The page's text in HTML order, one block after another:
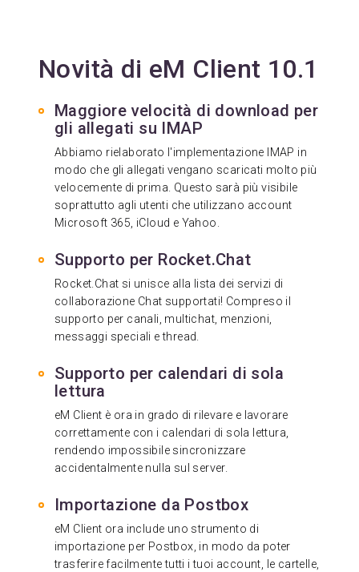
Novità di eM Client 10.1
Maggiore velocità di download per
gli allegati su IMAP
Abbiamo rielaborato l'implementazione IMAP in
modo che gli allegati vengano scaricati molto più
velocemente di prima. Questo sarà più visibile
soprattutto agli utenti che utilizzano account
Microsoft 365, iCloud e Yahoo.
Supporto per Rocket.Chat
Rocket.Chat si unisce alla lista dei servizi di
collaborazione Chat supportati! Compreso il
supporto per canali, multichat, menzioni,
messaggi speciali e thread.
Supporto per calendari di sola
lettura
eM Client è ora in grado di rilevare e lavorare
correttamente con i calendari di sola lettura,
rendendo impossibile sincronizzare
accidentalmente nulla sul server.
Importazione da Postbox
eM Client ora include uno strumento di
importazione per Postbox, in modo da poter
trasferire facilmente tutti i tuoi account, le cartelle,